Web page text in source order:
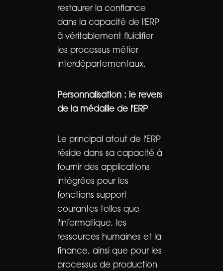
restaurer la confiance
dans la capacité de l'ERP
à véritablement fluidifier
les processus métier
interdépartementaux.
Personnalisation : le revers
de la médaille de l'ERP
Le principal atout de l'ERP
réside dans sa capacité à
fournir des applications
intégrées pour les
fonctions support
courantes telles que
l'informatique, les
ressources humaines et la
finance, ainsi que pour les
processus de production